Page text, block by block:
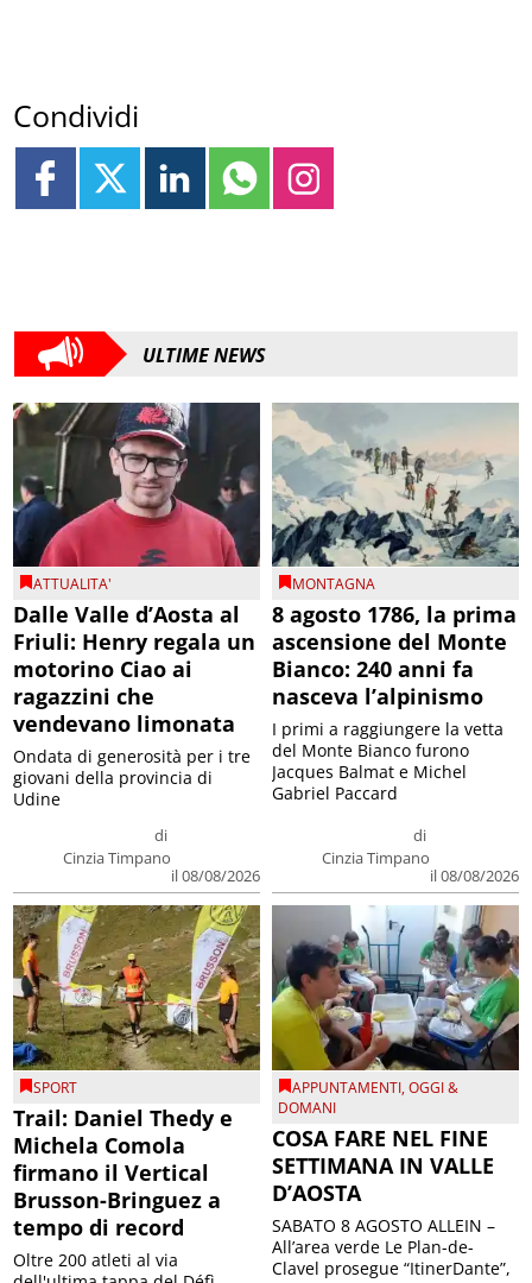
Condividi
ULTIME NEWS
ATTUALITA'
Dalle Valle d’Aosta al
Friuli: Henry regala un
motorino Ciao ai
ragazzini che
vendevano limonata
di
Cinzia Timpano
il 08/08/2026
Ondata di generosità per i tre
giovani della provincia di
Udine
MONTAGNA
8 agosto 1786, la prima
ascensione del Monte
Bianco: 240 anni fa
nasceva l’alpinismo
di
Cinzia Timpano
il 08/08/2026
I primi a raggiungere la vetta
del Monte Bianco furono
Jacques Balmat e Michel
Gabriel Paccard
SPORT
Trail: Daniel Thedy e
Michela Comola
firmano il Vertical
Brusson-Bringuez a
tempo di record
Oltre 200 atleti al via
APPUNTAMENTI,OGGI &
DOMANI
COSA FARE NEL FINE
SETTIMANA IN VALLE
D’AOSTA
SABATO 8 AGOSTO ALLEIN –
All’area verde Le Plan-de-
Clavel prosegue “ItinerDante”,